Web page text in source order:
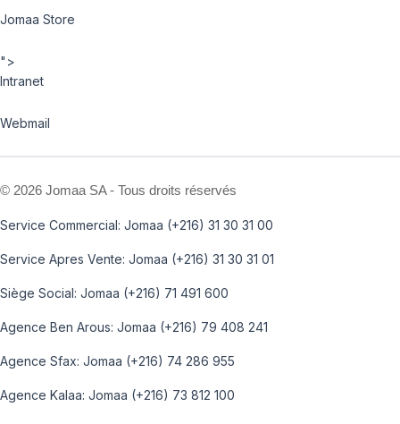
Jomaa Store
">
Intranet
Webmail
© 2026 Jomaa SA - Tous droits réservés
Service Commercial: Jomaa (+216) 31 30 31 00
Service Apres Vente: Jomaa (+216) 31 30 31 01
Siège Social: Jomaa (+216) 71 491 600
Agence Ben Arous: Jomaa (+216) 79 408 241
Agence Sfax: Jomaa (+216) 74 286 955
Agence Kalaa: Jomaa (+216) 73 812 100